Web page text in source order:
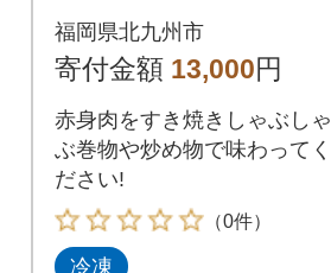
S11
福岡県北九州市
寄付金額 13,000円
赤身肉をすき焼きしゃぶしゃ
ぶ巻物や炒め物で味わってく
ださい!
（0件）
冷凍